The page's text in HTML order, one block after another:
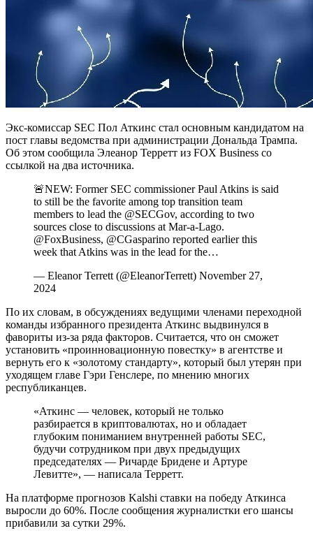
Экс-комиссар SEC Пол Аткинс стал основным кандидатом на
пост главы ведомства при администрации Дональда Трампа.
Об этом сообщила Элеанор Терретт из FOX Business со
ссылкой на два источника.
🚨NEW: Former SEC commissioner Paul Atkins is said
to still be the favorite among top transition team
members to lead the @SECGov, according to two
sources close to discussions at Mar-a-Lago.
@FoxBusiness, @CGasparino reported earlier this
week that Atkins was in the lead for the…
— Eleanor Terrett (@EleanorTerrett) November 27,
2024
По их словам, в обсуждениях ведущими членами переходной
команды избранного президента Аткинс выдвинулся в
фавориты из-за ряда факторов. Считается, что он сможет
установить «проинновационную повестку» в агентстве и
вернуть его к «золотому стандарту», который был утерян при
уходящем главе Гэри Генслере, по мнению многих
республиканцев.
«Аткинс — человек, который не только
разбирается в криптовалютах, но и обладает
глубоким пониманием внутренней работы SEC,
будучи сотрудником при двух предыдущих
председателях — Ричарде Бридене и Артуре
Левитте», — написала Терретт.
На платформе прогнозов Kalshi ставки на победу Аткинса
выросли до 60%. После сообщения журналистки его шансы
прибавили за сутки 29%.